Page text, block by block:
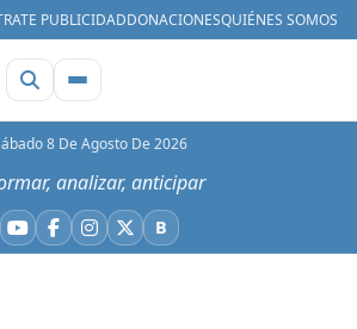
PUBLICIDADDONACIONESQUIÉNES SOMOS
8 De Agosto De 2026
analizar, anticipar
YouTube
Facebook
Instagram
X BBluesky